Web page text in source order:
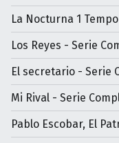
La Nocturna 1
Los Reyes - Serie
El secretario - Serie
Mi Rival - Serie
Pablo Escobar, El